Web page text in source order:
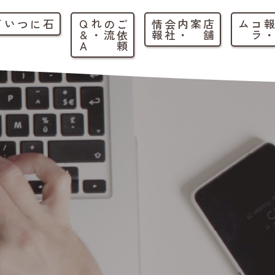
石について ご
依
頼
の
流
れ
・
Q
&
A 店
舗
案内
・
会
社
情
報